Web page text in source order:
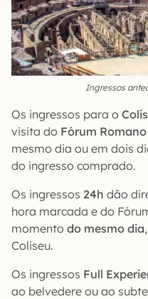
Ingressos
Os ingressos para o
visita do Fórum Romano
mesmo dia ou em dois
do ingresso comprado.
Os ingressos 24h dão
hora marcada e do
momento do mesmo dia
Coliseu.
Os ingressos Full
ao belvedere ou ao